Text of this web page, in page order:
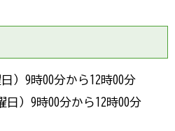
）9時00分から12時00分
日）9時00分から12時00分